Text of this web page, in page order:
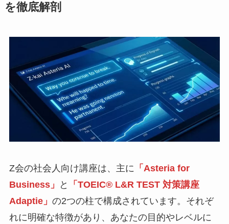
を徹底解剖
Z会の社会人向け講座は、主に 「Asteria for
Business」
と
「TOEIC® L&R TEST 対策講座
Adaptie」 の2つの柱で構成されています。それぞ
れに明確な特徴があり、あなたの目的やレベルに